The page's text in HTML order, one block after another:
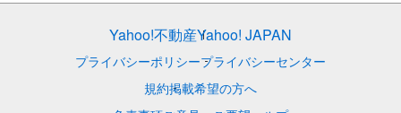
Yahoo!不動産Yahoo! JAPAN
プライバシーポリシープライバシーセンター
規約掲載希望の方へ